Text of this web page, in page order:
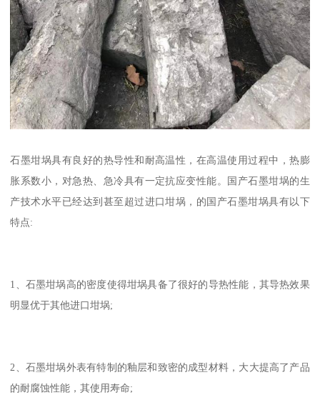
石墨坩埚具有良好的热导性和耐高温性，在高温使用过程中，热膨
胀系数小，对急热、急冷具有一定抗应变性能。国产石墨坩埚的生
产技术水平已经达到甚至超过进口坩埚，的国产石墨坩埚具有以下
特点:
1、石墨坩埚高的密度使得坩埚具备了很好的导热性能，其导热效果
明显优于其他进口坩埚;
2、石墨坩埚外表有特制的釉层和致密的成型材料，大大提高了产品
的耐腐蚀性能，其使用寿命;